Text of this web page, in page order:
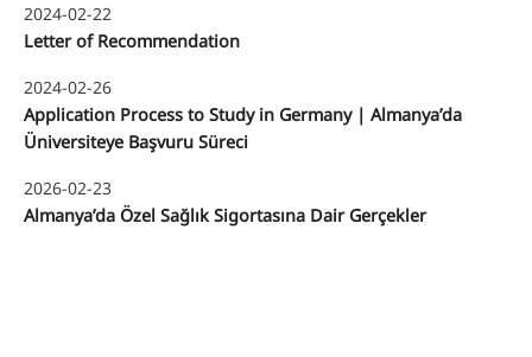
2024-02-22
Letter of Recommendation
2024-02-26
Application Process to Study in Germany | Almanya’da
Üniversiteye Başvuru Süreci
2026-02-23
Almanya’da Özel Sağlık Sigortasına Dair Gerçekler